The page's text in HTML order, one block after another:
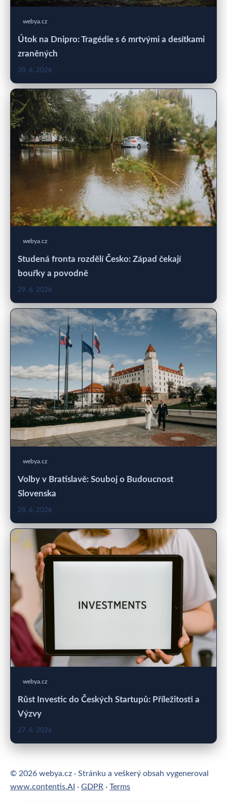
webya.cz
Útok na Dnipro: Tragédie s 6 mrtvými a desítkami
zraněných
30. 6. 2026
webya.cz
Studená fronta rozdělí Česko: Západ čekají
bouřky a povodně
29. 6. 2026
webya.cz
Volby v Bratislavě: Souboj o Budoucnost
Slovenska
28. 6. 2026
webya.cz
Růst Investic do Českých Startupů: Příležitosti a
Výzvy
27. 6. 2026
© 2026 webya.cz · Stránku a veškerý obsah vygeneroval
www.contentis.AI · GDPR · Terms